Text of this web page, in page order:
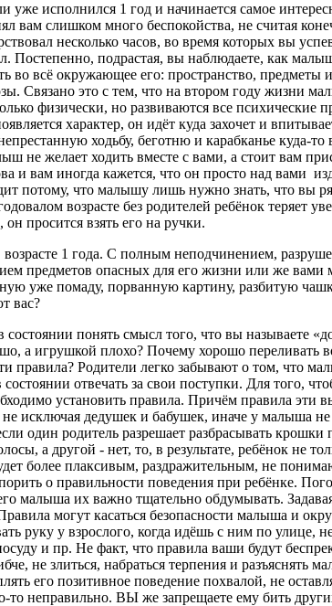
уже исполнился 1 год и начинается самое
вам слишком много беспокойства, не считая
несколько часов, во время которых вы
Постепенно, подрастая, вы наблюдаете, как
во всё окружающее его: пространство,
Связано это с тем, что на втором году жизни
физически, но развиваются все психические
характер, он идёт куда захочет и
ходьбу, беготню и карабканье куда-то
не желает ходить вместе с вами, а стоит вам
и вам иногда кажется, что он просто над вами
потому, что малышу лишь нужно знать, что вы
возрасте без родителей ребёнок теряет
просится взять его на ручки.
1 года. С полным неподчинением,
предметов опасных для его жизни или же вами
уже помаду, порванную картину, разбитую
вас?
понять смысл того, что вы называете
а игрушкой плохо? Почему хорошо переливать
правила? Родители легко забывают о том, что
отвечать за свои поступки. Для того,
установить правила. Причём правила эти
исключая дедушек и бабушек, иначе у малыша не
один родитель разрешает разбрасывать крошки
а другой - нет, то, в результате, ребёнок не
более плаксивым, раздражительным, не
о правильности поведения при ребёнке.
малыша их важно тщательно обдумывать.
могут касаться безопасности малыша и
руку у взрослого, когда идёшь с ним по улице,
и пр. Не факт, что правила ваши будут
не злиться, набраться терпения и разъяснять
его позитивное поведение похвалой, не
то неправильно. ВЫ же запрещаете ему бить